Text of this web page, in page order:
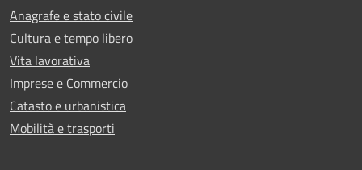
Anagrafe e stato civile
Cultura e tempo libero
Vita lavorativa
Imprese e Commercio
Catasto e urbanistica
Mobilità e trasporti